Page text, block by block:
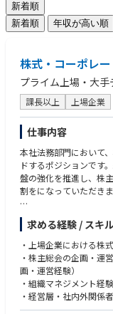
新着順
新着順
年収が高い順
株式・コーポレ
プライム上場・大
課長以上 上場企業
仕事内容
本社法務部門において
ドするポジションです
盤の強化を推進し、株
割をになっていただきま
・株主総会の全体統括
知作成管理、想定問答
・株式実務全般（株主
代行との折衝、配当実
・アクティビスト・機
行使動向分析等）
・社用印章管理、社内
求める経験 / スキ
・上場企業における株
・株主総会の企画・運
画・運営経験）
・組織マネジメント経
・経営層・社内外関係
・文書作成能力（社内